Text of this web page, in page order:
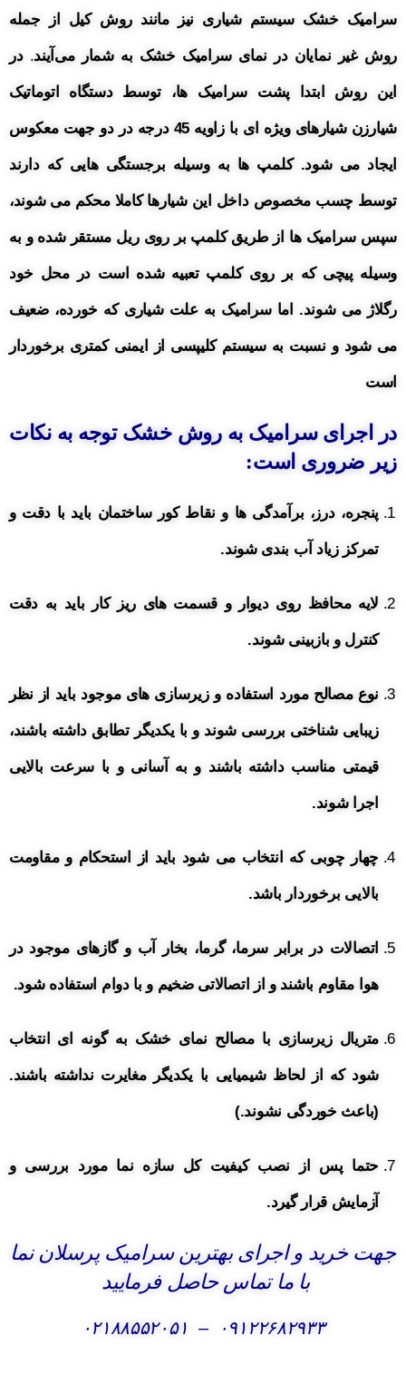
سرامیک خشک سیستم شیاری نیز مانند روش کیل از جمله
روش غیر نمایان در نمای سرامیک خشک به شمار می‌آیند.در
این روش ابتدا پشت سرامیک ها، توسط دستگاه اتوماتیک
شیارزن شیارهای ویژه ای با زاویه 45 درجه در دو جهت معکوس
ایجاد می شود. کلمپ ها به وسیله برجستگی هایی که دارند
توسط چسب مخصوص داخل این شیارها کاملا محکم می شوند،
سپس سرامیک ها از طریق کلمپ بر روی ریل مستقر شده و به
وسیله پیچی که بر روی کلمپ تعبیه شده است در محل خود
رگلاژ می شوند. اما سرامیک به علت شیاری که خورده، ضعیف
می شود و نسبت به سیستم کلیپسی از ایمنی کمتری برخوردار
است
در اجرای سرامیک به روش خشک توجه به نکات
زیر ضروری است:
پنجره، درز، برآمدگی ها و نقاط کور ساختمان باید با دقت و
تمرکز زیاد آب بندی شوند.
لایه محافظ روی دیوار و قسمت های ریز کار باید به دقت
کنترل و بازبینی شوند.
نوع مصالح مورد استفاده و زیرسازی های موجود باید از نظر
زیبایی شناختی بررسی شوند و با یکدیگر تطابق داشته باشند،
قیمتی مناسب داشته باشند و به آسانی و با سرعت بالایی
اجرا شوند.
چهار چوبی که انتخاب می شود باید از استحکام و مقاومت
بالایی برخوردار باشد.
اتصالات در برابر سرما، گرما، بخار آب و گازهای موجود در
هوا مقاوم باشند و از اتصالاتی ضخیم و با دوام استفاده شود.
متریال زیرسازی با مصالح نمای خشک به گونه ای انتخاب
شود که از لحاظ شیمیایی با یکدیگر مغایرت نداشته باشند.
(باعث خوردگی نشوند.)
حتما پس از نصب کیفیت کل سازه نما مورد بررسی و
آزمایش قرار گیرد.
جهت خرید و اجرای بهترین سرامیک پرسلان نما
با ما تماس حاصل فرمایید
۰۹۱۲۲۶۸۲۹۳۳ – ۰۲۱۸۸۵۵۲۰۵۱